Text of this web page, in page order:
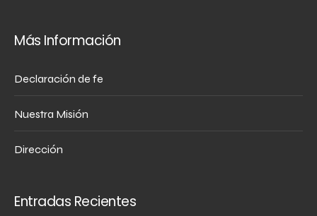
Más Información
Declaración de fe
Nuestra Misión
Dirección
Entradas Recientes